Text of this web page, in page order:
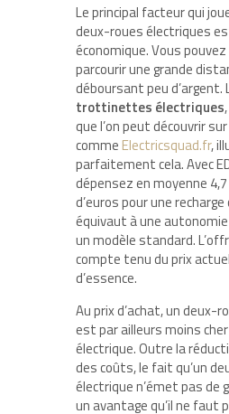
Le principal facteur qui
deux-roues électriques
économique. Vous
parcourir une grande
déboursant peu d’argent.
trottinettes électriques
que l’on peut découvrir
comme Electricsquad.fr,
parfaitement cela. Avec
dépensez en moyenne
d’euros pour une
équivaut à une
un modèle standard.
compte tenu du prix
d’essence.
Au prix d’achat, un deux-
est par ailleurs moins
électrique. Outre la
des coûts, le fait qu’un
électrique n’émet pas de
un avantage qu’il ne faut